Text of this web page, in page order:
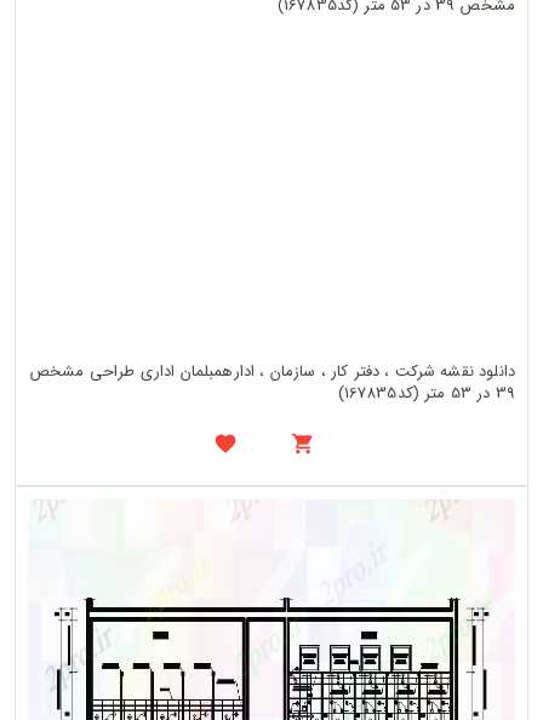
دانلود نقشه شرکت ، دفتر کار ، سازمان ، ادارهمبلمان اداری طراحی مشخص
39 در 53 متر (کد167835)